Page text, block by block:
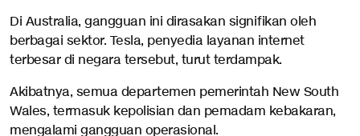
Di Australia, gangguan ini dirasakan signifikan oleh
berbagai sektor. Tesla, penyedia layanan internet
terbesar di negara tersebut, turut terdampak.
Akibatnya, semua departemen pemerintah New South
Wales, termasuk kepolisian dan pemadam kebakaran,
mengalami gangguan operasional.